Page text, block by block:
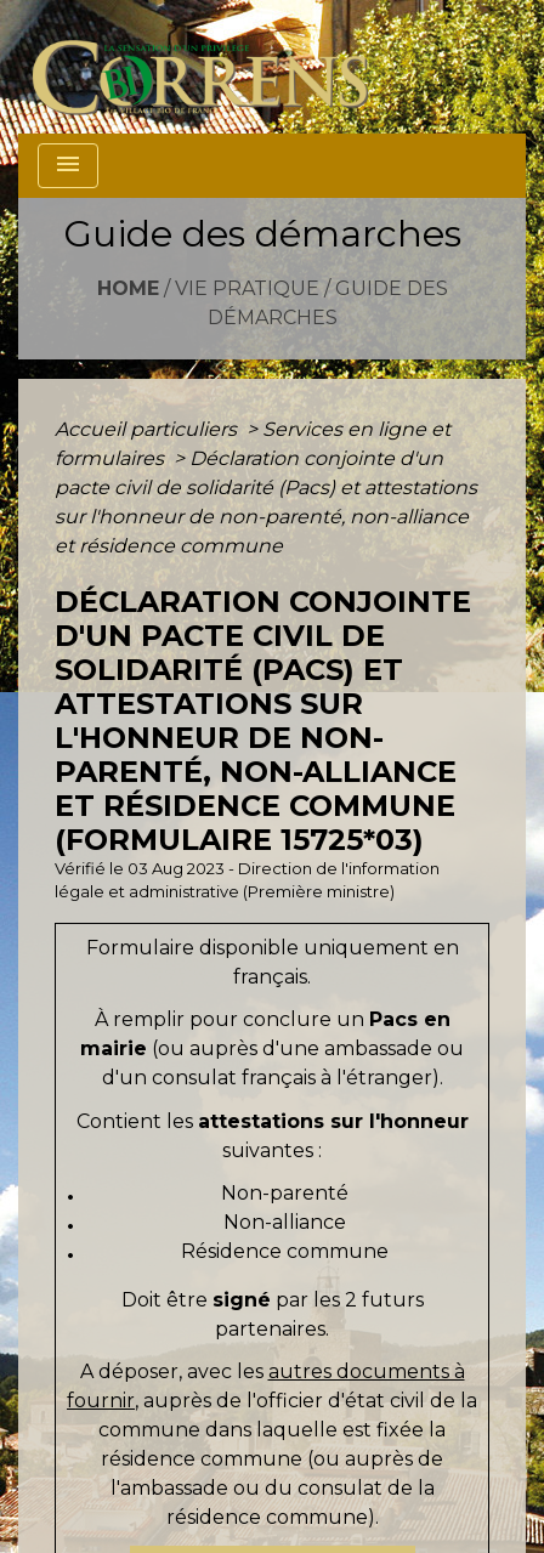
menu
Guide des démarches
HOME/ VIE PRATIQUE / GUIDE DES
DÉMARCHES
Accueil particuliers > Services en ligne et
formulaires > Déclaration conjointe d'un
pacte civil de solidarité (Pacs) et attestations
sur l'honneur de non-parenté, non-alliance
et résidence commune
DÉCLARATION CONJOINTE
D'UN PACTE CIVIL DE
SOLIDARITÉ (PACS) ET
ATTESTATIONS SUR
L'HONNEUR DE NON-
PARENTÉ, NON-ALLIANCE
ET RÉSIDENCE COMMUNE
(FORMULAIRE 15725*03)
Vérifié le 03 Aug 2023 - Direction de l'information
légale et administrative (Première ministre)
Formulaire disponible uniquement en
français.
À remplir pour conclure un Pacs en
mairie (ou auprès d'une ambassade ou
d'un consulat français à l'étranger).
Contient les attestations sur l'honneur
suivantes :
Non-parenté
Non-alliance
Résidence commune
Doit être signé par les 2 futurs
partenaires.
A déposer, avec les autres documents à
fournir, auprès de l'officier d'état civil de la
commune dans laquelle est fixée la
résidence commune (ou auprès de
l'ambassade ou du consulat de la
résidence commune).